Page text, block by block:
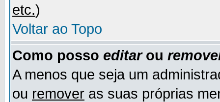
etc.)
Voltar ao Topo
Como posso editarou
A menos que seja um
ou remover as suas próprias